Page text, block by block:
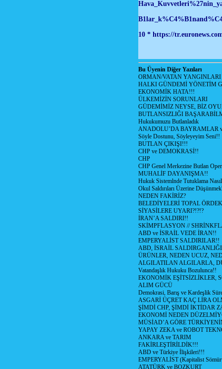
10 * https://
Bu Üyenin Diğer Yazıları
ORMAN/VATAN
HALKI GÜNDEMİ YÖNETİM
EKONOMİK HATA!!!
ÜLKEMİZİN SORUNLARI
GÜDEMİMİZ NEYSE, BİZ
BUTLANSIZLIĞI
Hukukumuzu Butlanladık
ANADOLU’DA BAYRAMLAR
Söyle Dostunu, Söyleyeyim Seni!!
BUTLAN ÇIKIŞI!!!
CHP ve DEMOKRASİ!!
CHP
CHP Genel Merkezine Butlan
MUHALİF DAYANIŞMA!!
Hukuk Sistemlnde Tutuklama
Okul Saldırıları Üzerine
NEDEN FAKİRİZ?
BELEDİYELERİ TOPAL
SİYASİLERE UYARI?!?!?
İRAN’A SALDIRI!!
SKİMPFLASYON //
ABD ve İSRAİL VEDE İRAN!!
EMPERYALİST SALDIRILAR!!
ABD, İSRAİL SALDIRGANLIĞI
ÜRÜNLER, NEDEN UCUZ,
ALGILATILAN ALGILARLA,
Vatandaşlık Hukuku Bozulunca!!
EKONOMİK EŞİTSİZLİKLER,
ALIM GÜCÜ
Demokrasi, Barış ve Kardeşlik
ASGARİ ÜÇRET KAÇ LİRA
ŞİMDİ CHP, ŞİMDİ İKTİDAR
EKONOMİ NEDEN
MÜSİAD’A GÖRE
YAPAY ZEKA ve ROBOT
ANKARA ve TARIM
FAKİRLEŞTİRİLDİK!!!
ABD ve Türkiye İlişkileri!!!
EMPERYALİST (Kapitalist
ATATÜRK ve BOZKURT